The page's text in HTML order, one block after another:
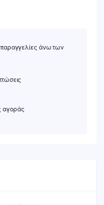
άνω των
αγοράς